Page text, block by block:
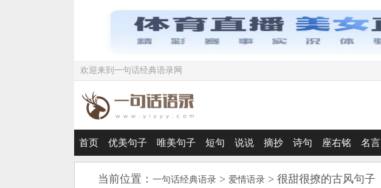
欢迎来到一句话经典语录网
首页 优美句子 唯美句子 短句 说说 摘抄 诗句 座右铭 名言
当前位置： 一句话经典语录 > 爱情语录 > 很甜很撩的古风句子